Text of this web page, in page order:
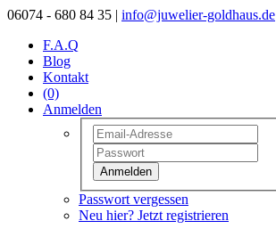
06074 - 680 84 35 | info@juwelier-goldhaus.de
F.A.Q
Blog
Kontakt
(0)
Anmelden
Anmelden
Passwort vergessen
Neu hier? Jetzt registrieren